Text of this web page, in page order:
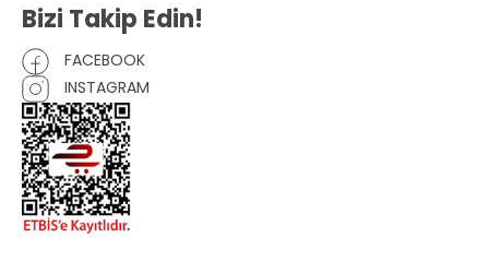
Bizi Takip Edin!
FACEBOOK
INSTAGRAM